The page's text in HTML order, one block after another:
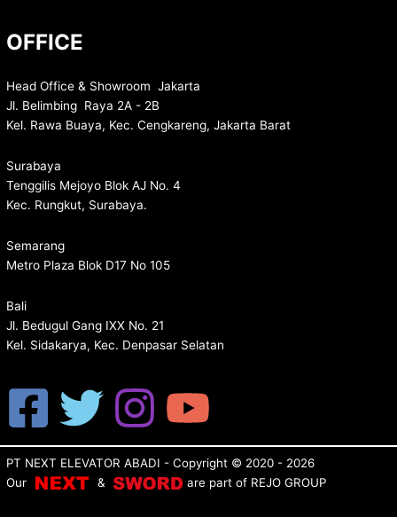
OFFICE
Head Office & Showroom Jakarta
Jl. Belimbing Raya 2A - 2B
Kel. Rawa Buaya, Kec. Cengkareng, Jakarta Barat
Surabaya
Tenggilis Mejoyo Blok AJ No. 4
Kec. Rungkut, Surabaya.
Semarang
Metro Plaza Blok D17 No 105
Bali
Jl. Bedugul Gang IXX No. 21
Kel. Sidakarya, Kec. Denpasar Selatan
PT NEXT ELEVATOR ABADI - Copyright © 2020 - 2026
Our
& are part of REJO GROUP